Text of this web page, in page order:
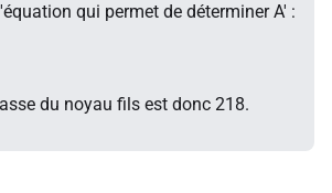
qui permet de déterminer A' :
du noyau fils est donc 218.